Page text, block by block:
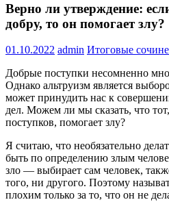
Верно ли утверждение:
добру, то он помогает злу?
01.10.2022 admin Итоговые
Добрые поступки несомненно
Однако альтруизм является
может принудить нас к
дел. Можем ли мы сказать, что
поступков, помогает злу?
Я считаю, что необязательно
быть по определению злым
зло — выбирает сам человек,
того, ни другого. Поэтому
плохим только за то, что он не